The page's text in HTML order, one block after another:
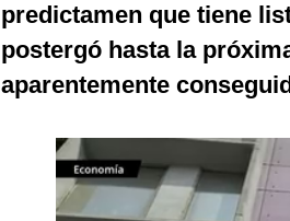
predictamen que tiene
postergó hasta la
aparentemente